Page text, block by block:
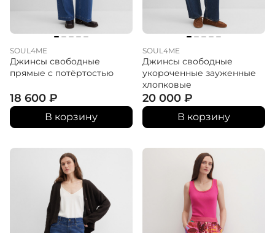
SOUL4ME
Джинсы свободные
прямые с потёртостью
18 600 ₽
В корзину
SOUL4ME
Джинсы свободные
укороченные зауженные
хлопковые
20 000 ₽
В корзину